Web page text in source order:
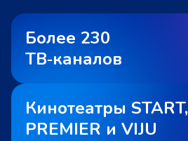
Более 230
ТВ‑каналов
Кинотеатры START,
PREMIER и VIJU